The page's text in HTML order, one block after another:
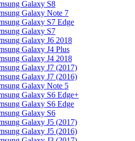
Galaxy S8
Galaxy Note 7
Galaxy S7 Edge
Galaxy S7
Galaxy J6 2018
Galaxy J4 Plus
Galaxy J4 2018
Galaxy J7 (2017)
Galaxy J7 (2016)
Galaxy Note 5
Galaxy S6 Edge+
Galaxy S6 Edge
Galaxy S6
Galaxy J5 (2017)
Galaxy J5 (2016)